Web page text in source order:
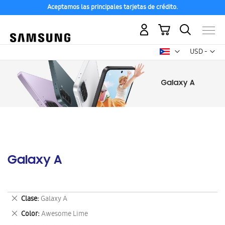
Aceptamos las principales tarjetas de crédito.
USD -
dólar
Mi carrito
Galaxy A
Clase Galaxy A
Eliminar
este
artículo
Color Awesome Lime
Eliminar